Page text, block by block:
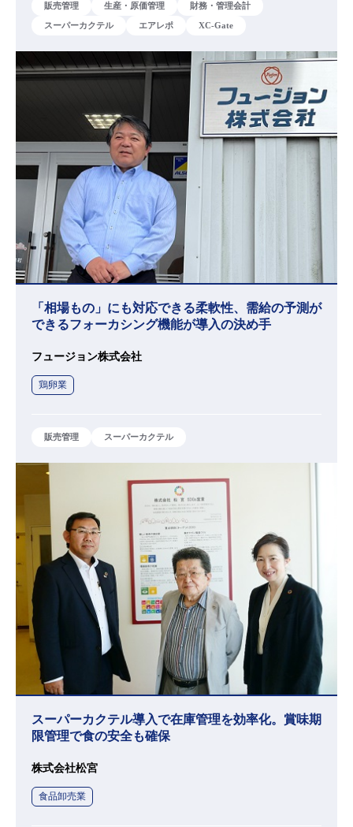
販売管理 生産・原価管理 財務・管理会計
スーパーカクテル エアレポ XC-Gate
「相場もの」にも対応できる柔軟性、需給の予測が
できるフォーカシング機能が導入の決め手
フュージョン株式会社
鶏卵業
販売管理 スーパーカクテル
スーパーカクテル導入で在庫管理を効率化。賞味期
限管理で食の安全も確保
株式会社松宮
食品卸売業